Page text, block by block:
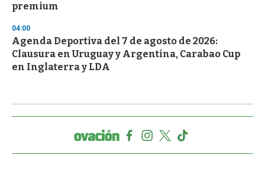
premium
04:00
Agenda Deportiva del 7 de agosto de 2026:
Clausura en Uruguay y Argentina, Carabao Cup
en Inglaterra y LDA